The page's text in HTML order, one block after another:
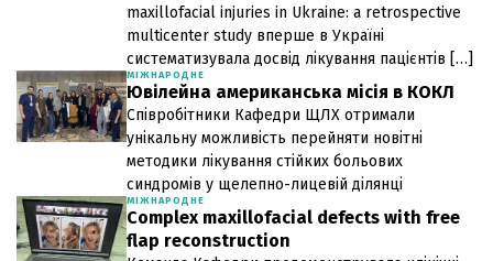
maxillofacial injuries in Ukraine: a retrospective
multicenter study вперше в Україні
систематизувала досвід лікування пацієнтів […]
МІЖНАРОДНЕ
Ювілейна американська місія в КОКЛ
Співробітники Кафедри ЩЛХ отримали
унікальну можливість перейняти новітні
методики лікування стійких больових
синдромів у щелепно-лицевій ділянці
МІЖНАРОДНЕ
Complex maxillofacial defects with free
flap reconstruction